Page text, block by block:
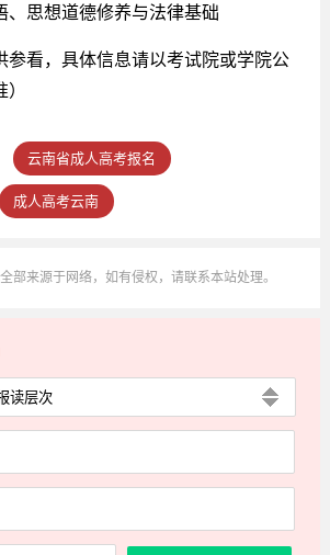
、思想道德修养与法律基础
参看，具体信息请以考试院或学院公
云南省成人高考报名
成人高考云南
部来源于网络，如有侵权，请联系本站处理。